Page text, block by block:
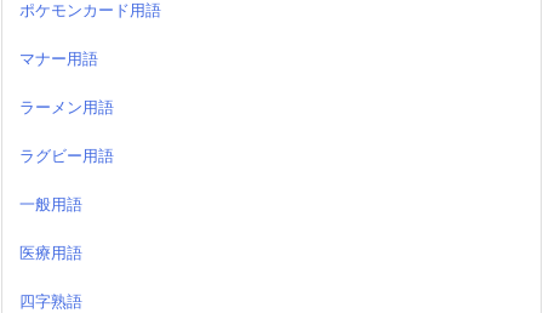
ポケモンカード用語
マナー用語
ラーメン用語
ラグビー用語
一般用語
医療用語
四字熟語